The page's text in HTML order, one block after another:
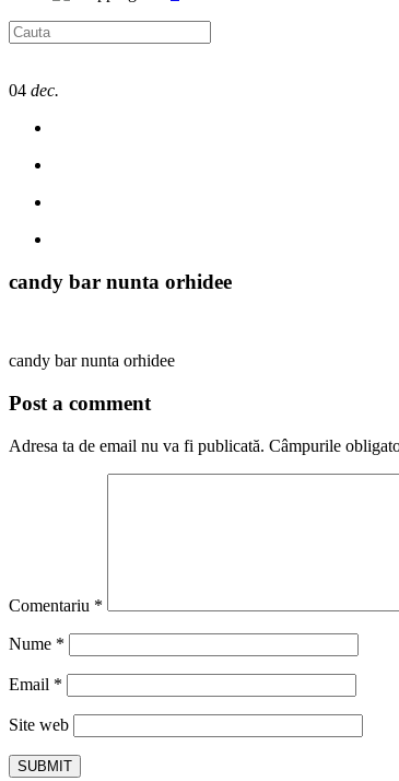
04 dec.
candy bar nunta orhidee
candy bar nunta orhidee
Post a comment
Adresa ta de email nu va fi publicată. Câmpurile
Comentariu *
Nume *
Email *
Site web